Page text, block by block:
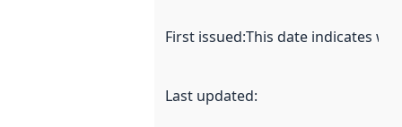
First issued:This date indicates
Last updated: